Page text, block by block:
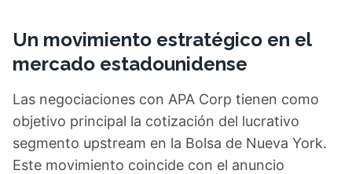
Un movimiento estratégico en el
mercado estadounidense
Las negociaciones con APA Corp tienen como
objetivo principal la cotización del lucrativo
segmento upstream en la Bolsa de Nueva York.
Este movimiento coincide con el anuncio